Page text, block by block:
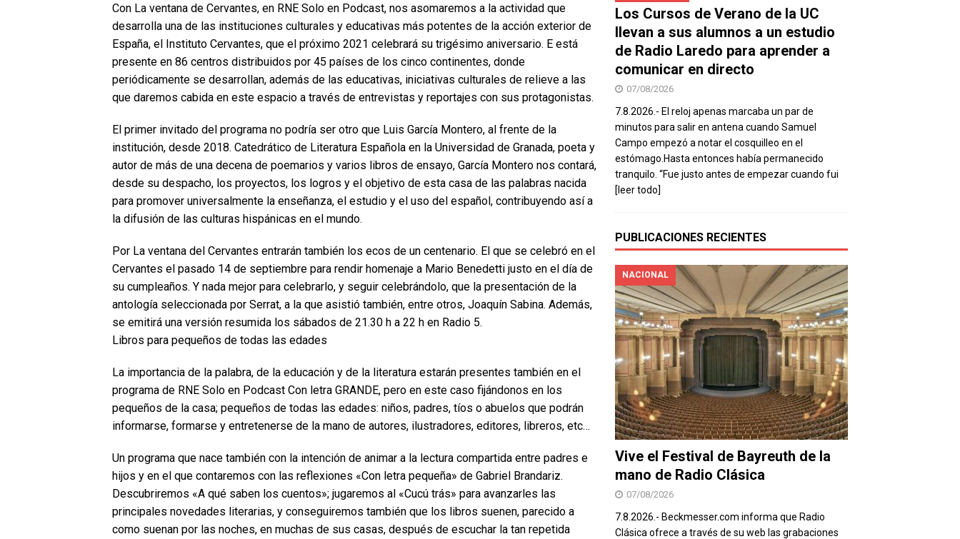
Con La ventana de Cervantes, en RNE Solo en Podcast, nos asomaremos a la actividad que
desarrolla una de las instituciones culturales y educativas más potentes de la acción exterior de
España, el Instituto Cervantes, que el próximo 2021 celebrará su trigésimo aniversario. E está
presente en 86 centros distribuidos por 45 países de los cinco continentes, donde
periódicamente se desarrollan, además de las educativas, iniciativas culturales de relieve a las
que daremos cabida en este espacio a través de entrevistas y reportajes con sus protagonistas.
El primer invitado del programa no podría ser otro que Luis García Montero, al frente de la
institución, desde 2018. Catedrático de Literatura Española en la Universidad de Granada, poeta y
autor de más de una decena de poemarios y varios libros de ensayo, García Montero nos contará,
desde su despacho, los proyectos, los logros y el objetivo de esta casa de las palabras nacida
para promover universalmente la enseñanza, el estudio y el uso del español, contribuyendo así a
la difusión de las culturas hispánicas en el mundo.
Por La ventana del Cervantes entrarán también los ecos de un centenario. El que se celebró en el
Cervantes el pasado 14 de septiembre para rendir homenaje a Mario Benedetti justo en el día de
su cumpleaños. Y nada mejor para celebrarlo, y seguir celebrándolo, que la presentación de la
antología seleccionada por Serrat, a la que asistió también, entre otros, Joaquín Sabina. Además,
se emitirá una versión resumida los sábados de 21.30 h a 22 h en Radio 5.
Libros para pequeños de todas las edades
La importancia de la palabra, de la educación y de la literatura estarán presentes también en el
programa de RNE Solo en Podcast Con letra GRANDE, pero en este caso fijándonos en los
pequeños de la casa; pequeños de todas las edades: niños, padres, tíos o abuelos que podrán
informarse, formarse y entretenerse de la mano de autores, ilustradores, editores, libreros, etc…
Un programa que nace también con la intención de animar a la lectura compartida entre padres e
hijos y en el que contaremos con las reflexiones «Con letra pequeña» de Gabriel Brandariz.
Descubriremos «A qué saben los cuentos»; jugaremos al «Cucú trás» para avanzarles las
principales novedades literarias, y conseguiremos también que los libros suenen, parecido a
como suenan por las noches, en muchas de sus casas, después de escuchar la tan repetida
Los Cursos de Verano de la UC
llevan a sus alumnos a un estudio
de Radio Laredo para aprender a
comunicar en directo
07/08/2026
7.8.2026.- El reloj apenas marcaba un par de
minutos para salir en antena cuando Samuel
Campo empezó a notar el cosquilleo en el
estómago.Hasta entonces había permanecido
tranquilo. “Fue justo antes de empezar cuando fui
[leer todo]
PUBLICACIONES RECIENTES
NACIONAL
Vive el Festival de Bayreuth de la
mano de Radio Clásica
07/08/2026
7.8.2026.- Beckmesser.com informa que Radio
Clásica ofrece a través de su web las grabaciones